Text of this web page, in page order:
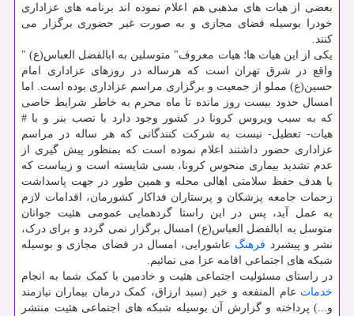
بعضی از هیات های مذهبی هم اعلام نموده اند برنامه های عزاداری
خودرا بوسیله فضای مجازی و به صورت غیر حضوری برگزار می
کنند.
یکی از این هیات ها؛ هیات معروف" متوسلین به ابالفضل العباس(ع) "
واقع در شرق تهران است که هرساله در روزهای عزاداری امام
حسین(ع) مملو از جمعیت و برگزاری مراسم عزاداری بوده است. اما
امسال حدود بیست روز مانده تا ماه محرم به خاطر شرایط خاصی
که به سبب ویروس کرونا در کشور وجود دارد با نصب بنر و با #
هیات- تعطیل- نیست به شرکت کنندگانی که هر ساله در مراسم
عزاداری حضور داشتند اعلام نموده است که بمنظور پیش گیری از
عدم تشدید بیماری منحوس کرونا، بسی شایسته است و زیباست که
با هدف حفظ سلامتی اهالی محله و همین طور در جهت پاسداشت
زحمات جامعه پزشکان و پرستاران فداکار کشورمان، اقدامات لازم
به عمل آید، پس در این راستا گردهمایی عمومی هئیت جوانان
متوسل به ابالفضل العباس(ع) امسال برگزار نمی گردد و برای درک،
نشر و پیشبرد فرهنگ عاشورایی، امسال در فضای مجازی و بوسیله
شبکه های اجتماعی اقامه عزا می نمائیم.
در راستای مسئولیت اجتماعی هئیت و خادمین با کمک شما به انجام
خدمات عام المنفعه و خیر (سبد ارزاق، کمک درمان بیماران نیازمند
و...) پرداخته و گزارش آن بوسیله شبکه های اجتماعی هئیت منتشر